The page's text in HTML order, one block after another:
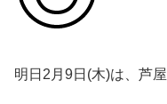
明日2月9日(木)は、芦